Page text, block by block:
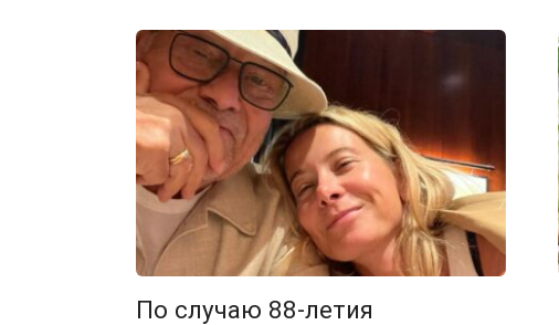
По случаю 88-летия